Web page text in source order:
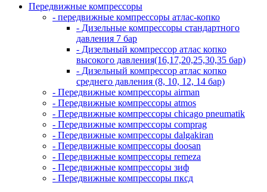
Передвижные компрессоры
- передвижные компрессоры атлас-копко
- Дизельные компрессоры стандартного
давления 7 бар
- Дизельный компрессор атлас копко
высокого давления(16,17,20,25,30,35 бар)
- Дизельный компрессор атлас копко
среднего давления (8, 10, 12, 14 бар)
- Передвижные компрессоры airman
- Передвижные компрессоры atmos
- Передвижные компрессоры chicago pneumatik
- Передвижные компрессоры comprag
- Передвижные компрессоры dalgakiran
- Передвижные компрессоры doosan
- Передвижные компрессоры remeza
- Передвижные компрессоры зиф
- Передвижные компрессоры пксд